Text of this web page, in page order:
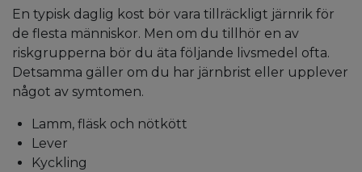
En typisk daglig kost bör vara tillräckligt järnrik för
de flesta människor. Men om du tillhör en av
riskgrupperna bör du äta följande livsmedel ofta.
Detsamma gäller om du har järnbrist eller upplever
något av symtomen.
Lamm, fläsk och nötkött
Lever
Kyckling